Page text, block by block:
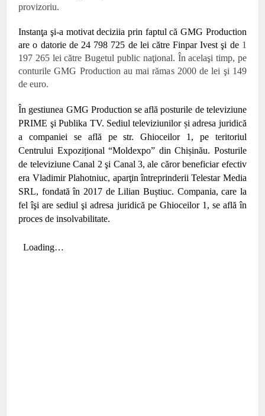
provizoriu.
Instanţa şi-a motivat deciziia prin faptul că GMG Production
are o datorie de24 798 725 de lei către Finpar Ivest şi de 1
197 265 lei către Bugetul public naţional. În acelaşi timp, pe
conturile GMG Production au mai rămas 2000 de lei şi 149
de euro.
În gestiunea GMG Production se află posturile de televiziune
PRIME şiPublika TV. Sediul televiziunilor și adresa juridică
a companiei se află pe str. Ghioceilor 1, pe teritoriul
Centrului Expozițional “Moldexpo” din Chișinău. Posturile
de televiziune Canal 2 şi Canal 3, ale căror beneficiar efectiv
era Vladimir Plahotniuc, aparţin întreprinderii Telestar Media
SRL, fondată în 2017 de Lilian Buștiuc. Compania, care la
fel îşi are sediul şi adresa juridică pe Ghioceilor 1, se află în
proces de insolvabilitate.